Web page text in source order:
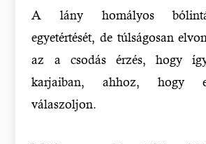
A lány homályos
egyetértését, de túlságosan
az a csodás érzés, hogy
karjaiban, ahhoz, hogy
válaszoljon.